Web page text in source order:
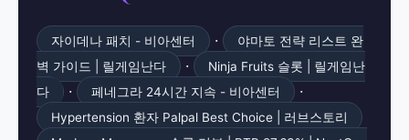
자이데나 패치 - 비아센터 ·
야마토 전략 리스트 완
벽 가이드 | 릴게임난다
·
Ninja Fruits 슬롯 | 릴게임난
다
· 페네그라 24시간 지속 - 비아센터 ·
Hypertension 환자 Palpal Best Choice | 러브스토리